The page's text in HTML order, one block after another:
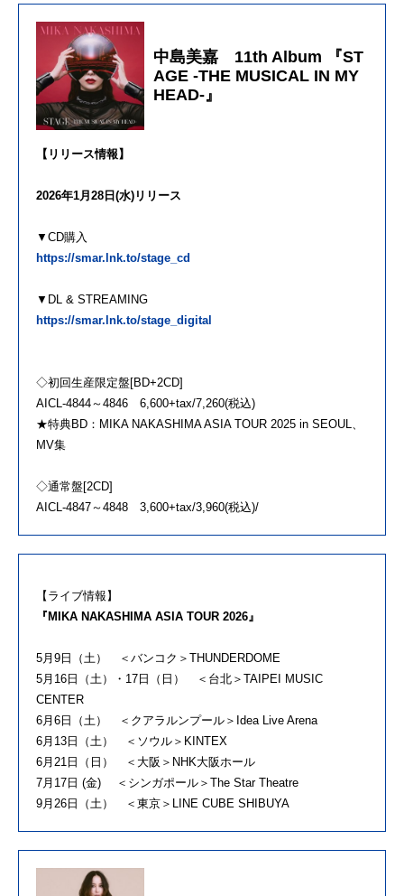
中島美嘉 11th Album 『ST
AGE -THE MUSICAL IN MY
HEAD-』
【リリース情報】
2026年1月28日(水)リリース
▼CD購入
https://smar.lnk.to/stage_cd
▼DL & STREAMING
https://smar.lnk.to/stage_digital
◇初回生産限定盤[BD+2CD]
AICL-4844～4846 6,600+tax/7,260(税込)
★特典BD：MIKA NAKASHIMA ASIA TOUR 2025 in SEOUL、
MV集
◇通常盤[2CD]
AICL-4847～4848 3,600+tax/3,960(税込)/
【ライブ情報】
『MIKA NAKASHIMA ASIA TOUR 2026』
5月9日（土） ＜バンコク＞THUNDERDOME
5月16日（土）・17日（日） ＜台北＞TAIPEI MUSIC
CENTER
6月6日（土） ＜クアラルンプール＞Idea Live Arena
6月13日（土） ＜ソウル＞KINTEX
6月21日（日） ＜大阪＞NHK大阪ホール
7月17日 (金) ＜シンガポール＞The Star Theatre
9月26日（土） ＜東京＞LINE CUBE SHIBUYA